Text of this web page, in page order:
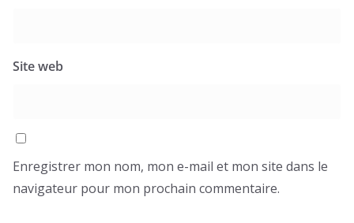
Site web
Enregistrer mon nom, mon e-mail et mon site dans le
navigateur pour mon prochain commentaire.